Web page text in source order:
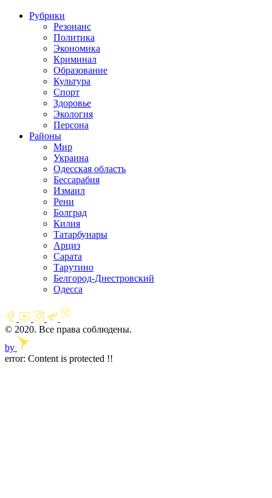
Рубрики
Резонанс
Политика
Экономика
Криминал
Образование
Культура
Спорт
Здоровье
Экология
Персона
Районы
Мир
Украина
Одесская область
Бессарабия
Измаил
Рени
Болград
Килия
Татарбунары
Арциз
Сарата
Тарутино
Белгород-Днестровский
Одесса
© 2020. Все права соблюдены.
by
error: Content is protected !!